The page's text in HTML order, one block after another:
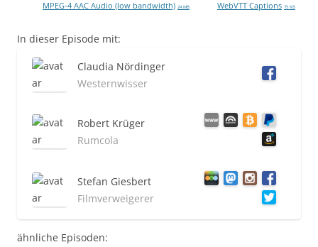
MPEG-4 AAC Audio (low bandwidth) 24 MB WebVTT Captions 75 KB
In dieser Episode mit:
Claudia Nördinger
Westernwisser
Robert Krüger
Rumcola
Stefan Giesbert
Filmverweigerer
ähnliche Episoden: